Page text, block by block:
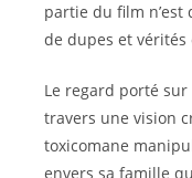
partie du film n’est
de dupes et vérités
Le regard porté
travers une vision
toxicomane
envers sa famille